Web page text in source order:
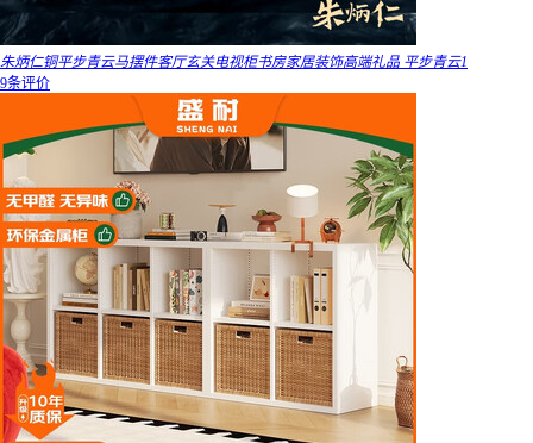
朱炳仁铜平步青云马摆件客厅玄关电视柜书房家居装饰高端礼品 平步青云1
9条评价